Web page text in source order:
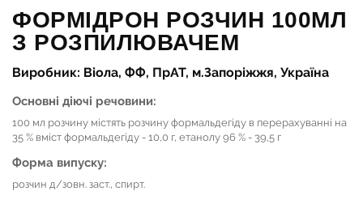
ФОРМІДРОН РОЗЧИН 100МЛ
З РОЗПИЛЮВАЧЕМ
Виробник: Віола, ФФ, ПрАТ, м.Запоріжжя, Україна
Основні діючі речовини:
100 мл розчину містять розчину формальдегіду в перерахуванні на
35 % вміст формальдегіду - 10,0 г, етанолу 96 % - 39,5 г
Форма випуску:
розчин д/зовн. заст., спирт.